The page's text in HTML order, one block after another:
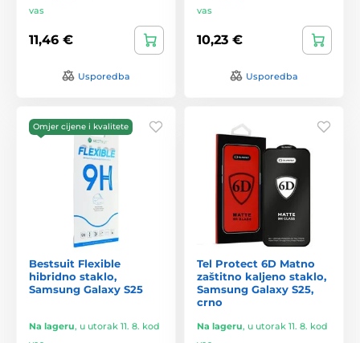
vas
11,46 €
Usporedba
vas
10,23 €
Usporedba
Omjer cijene i kvalitete
Bestsuit Flexible
hibridno staklo,
Samsung Galaxy S25
Na lageru, u utorak 11. 8. kod
Tel Protect 6D Matno
zaštitno kaljeno staklo,
Samsung Galaxy S25,
crno
Na lageru, u utorak 11. 8. kod